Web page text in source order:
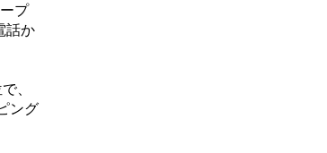
プ
話か
、
ング